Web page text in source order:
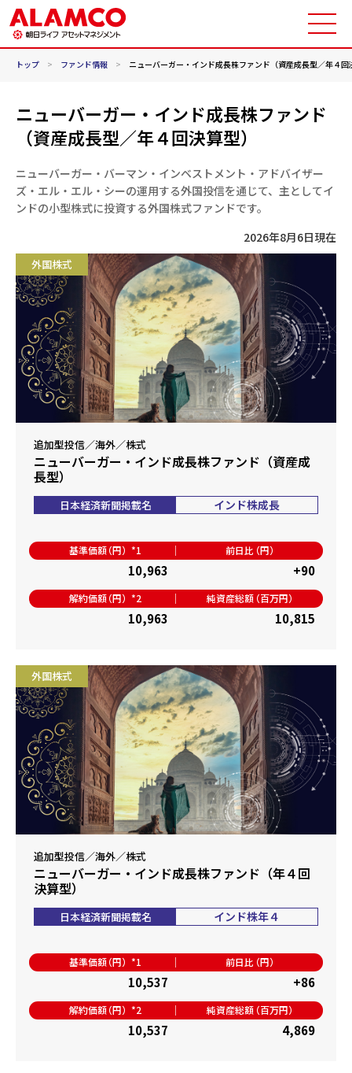
トップ > ファンド情報 > ニューバーガー・インド成長株ファンド（資産成長型／年４回
ニューバーガー・インド成長株ファンド
（資産成長型／年４回決算型）
ニューバーガー・バーマン・インベストメント・アドバイザー
ズ・エル・エル・シーの運用する外国投信を通じて、主としてイ
ンドの小型株式に投資する外国株式ファンドです。
2026年8月6日現在
外国株式
追加型投信／海外／株式
ニューバーガー・インド成長株ファンド（資産成
長型）
日本経済新聞掲載名 インド株成長
基準価額（円）*1
10,963
前日比（円）
+90
解約価額（円）*2
10,963
純資産総額（百万円）
10,815
外国株式
追加型投信／海外／株式
ニューバーガー・インド成長株ファンド（年４回
決算型）
日本経済新聞掲載名 インド株年４
基準価額（円）*1
10,537
前日比（円）
+86
解約価額（円）*2
10,537
純資産総額（百万円）
4,869